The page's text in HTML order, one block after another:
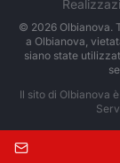
© 2026Olbianova.
a Olbianova,
siano state
Il sito di Olbianova